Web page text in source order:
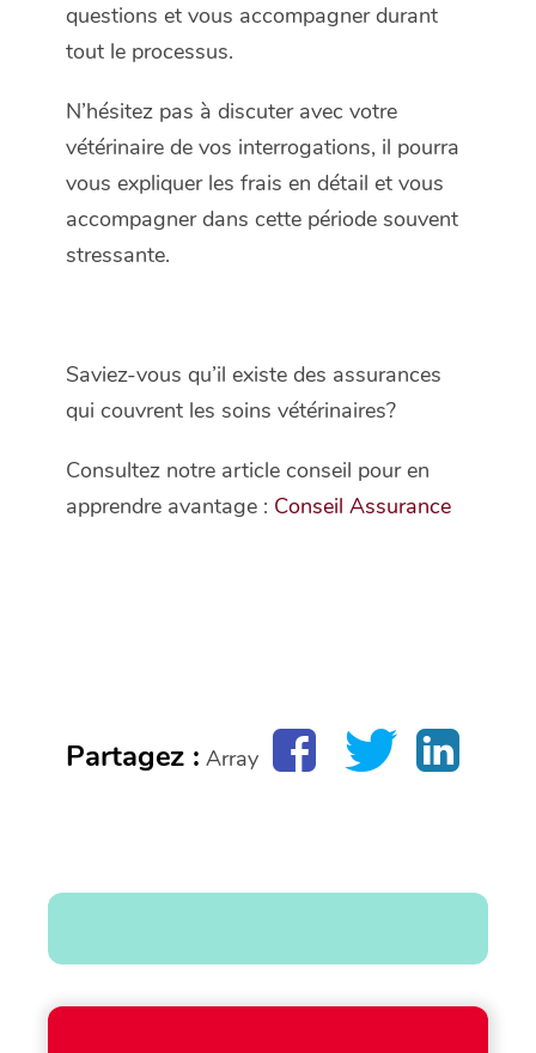
questions et vous accompagner durant
tout le processus.
N’hésitez pas à discuter avec votre
vétérinaire de vos interrogations, il pourra
vous expliquer les frais en détail et vous
accompagner dans cette période souvent
stressante.
Saviez-vous qu’il existe des assurances
qui couvrent les soins vétérinaires?
Consultez notre article conseil pour en
apprendre avantage : Conseil Assurance
Partagez : Array